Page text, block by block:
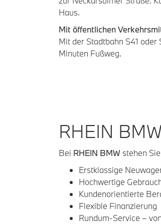
Haus.
Mit öffentlichen
Mit der Stadtbahn S41
Minuten Fußweg.
RHEIN
Bei RHEIN BMW stehen
Erstklassige
Hochwertige
Kundenorientierte
Flexible Finanzierung
Rundum-Service –